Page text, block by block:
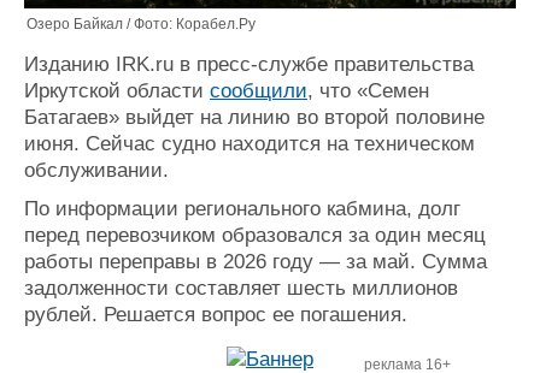
Озеро Байкал / Фото: Корабел.Ру
Изданию IRK.ru в пресс-службе правительства
Иркутской области сообщили, что «Семен
Батагаев» выйдет на линию во второй половине
июня. Сейчас судно находится на техническом
обслуживании.
По информации регионального кабмина, долг
перед перевозчиком образовался за один месяц
работы переправы в 2026 году — за май. Сумма
задолженности составляет шесть миллионов
рублей. Решается вопрос ее погашения.
реклама 16+